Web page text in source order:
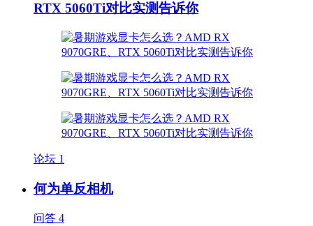
RTX 5060Ti对比实测告诉你
论坛 1
何为单反相机
问答 4